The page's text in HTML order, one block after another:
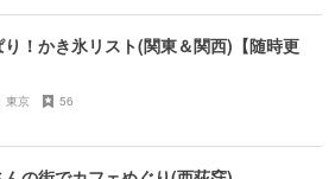
！かき氷リスト(関東＆関西)【随時更
東京 56